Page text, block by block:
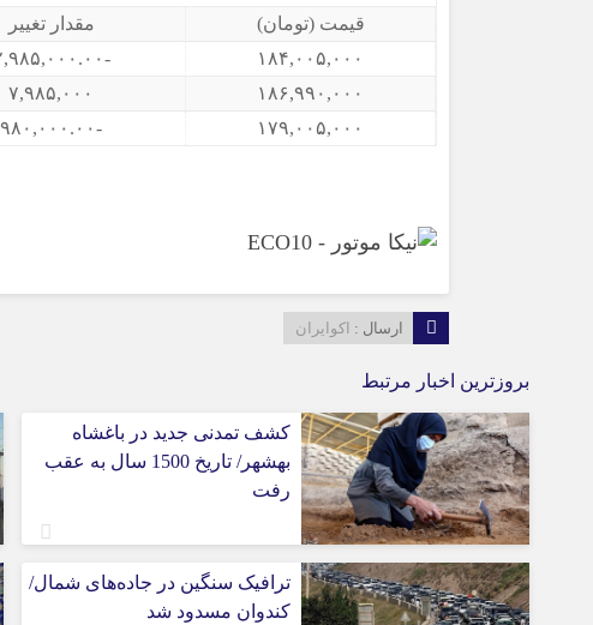
قیمت (تومان)
مقدار تغییر
۱۸۴,۰۰۵,۰۰۰
-۲,۹۸۵,۰۰۰.۰۰
۱۸۶,۹۹۰,۰۰۰
۷,۹۸۵,۰۰۰
۱۷۹,۰۰۵,۰۰۰
-۹۸۰,۰۰۰.۰۰
ارسال : اکوایران
بروزترین اخبار مرتبط
کشف تمدنی جدید در باغشاه
بهشهر/ تاریخ 1500 سال به عقب
رفت
ترافیک سنگین در جاده‌های شمال/
کندوان مسدود شد